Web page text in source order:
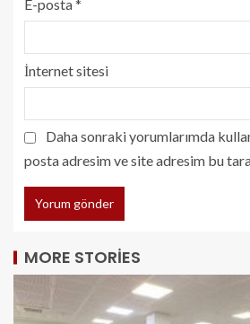
E-posta*
İnternet sitesi
Daha sonraki yorumlarımda
posta adresim ve site adresim bu
MORE STORIES